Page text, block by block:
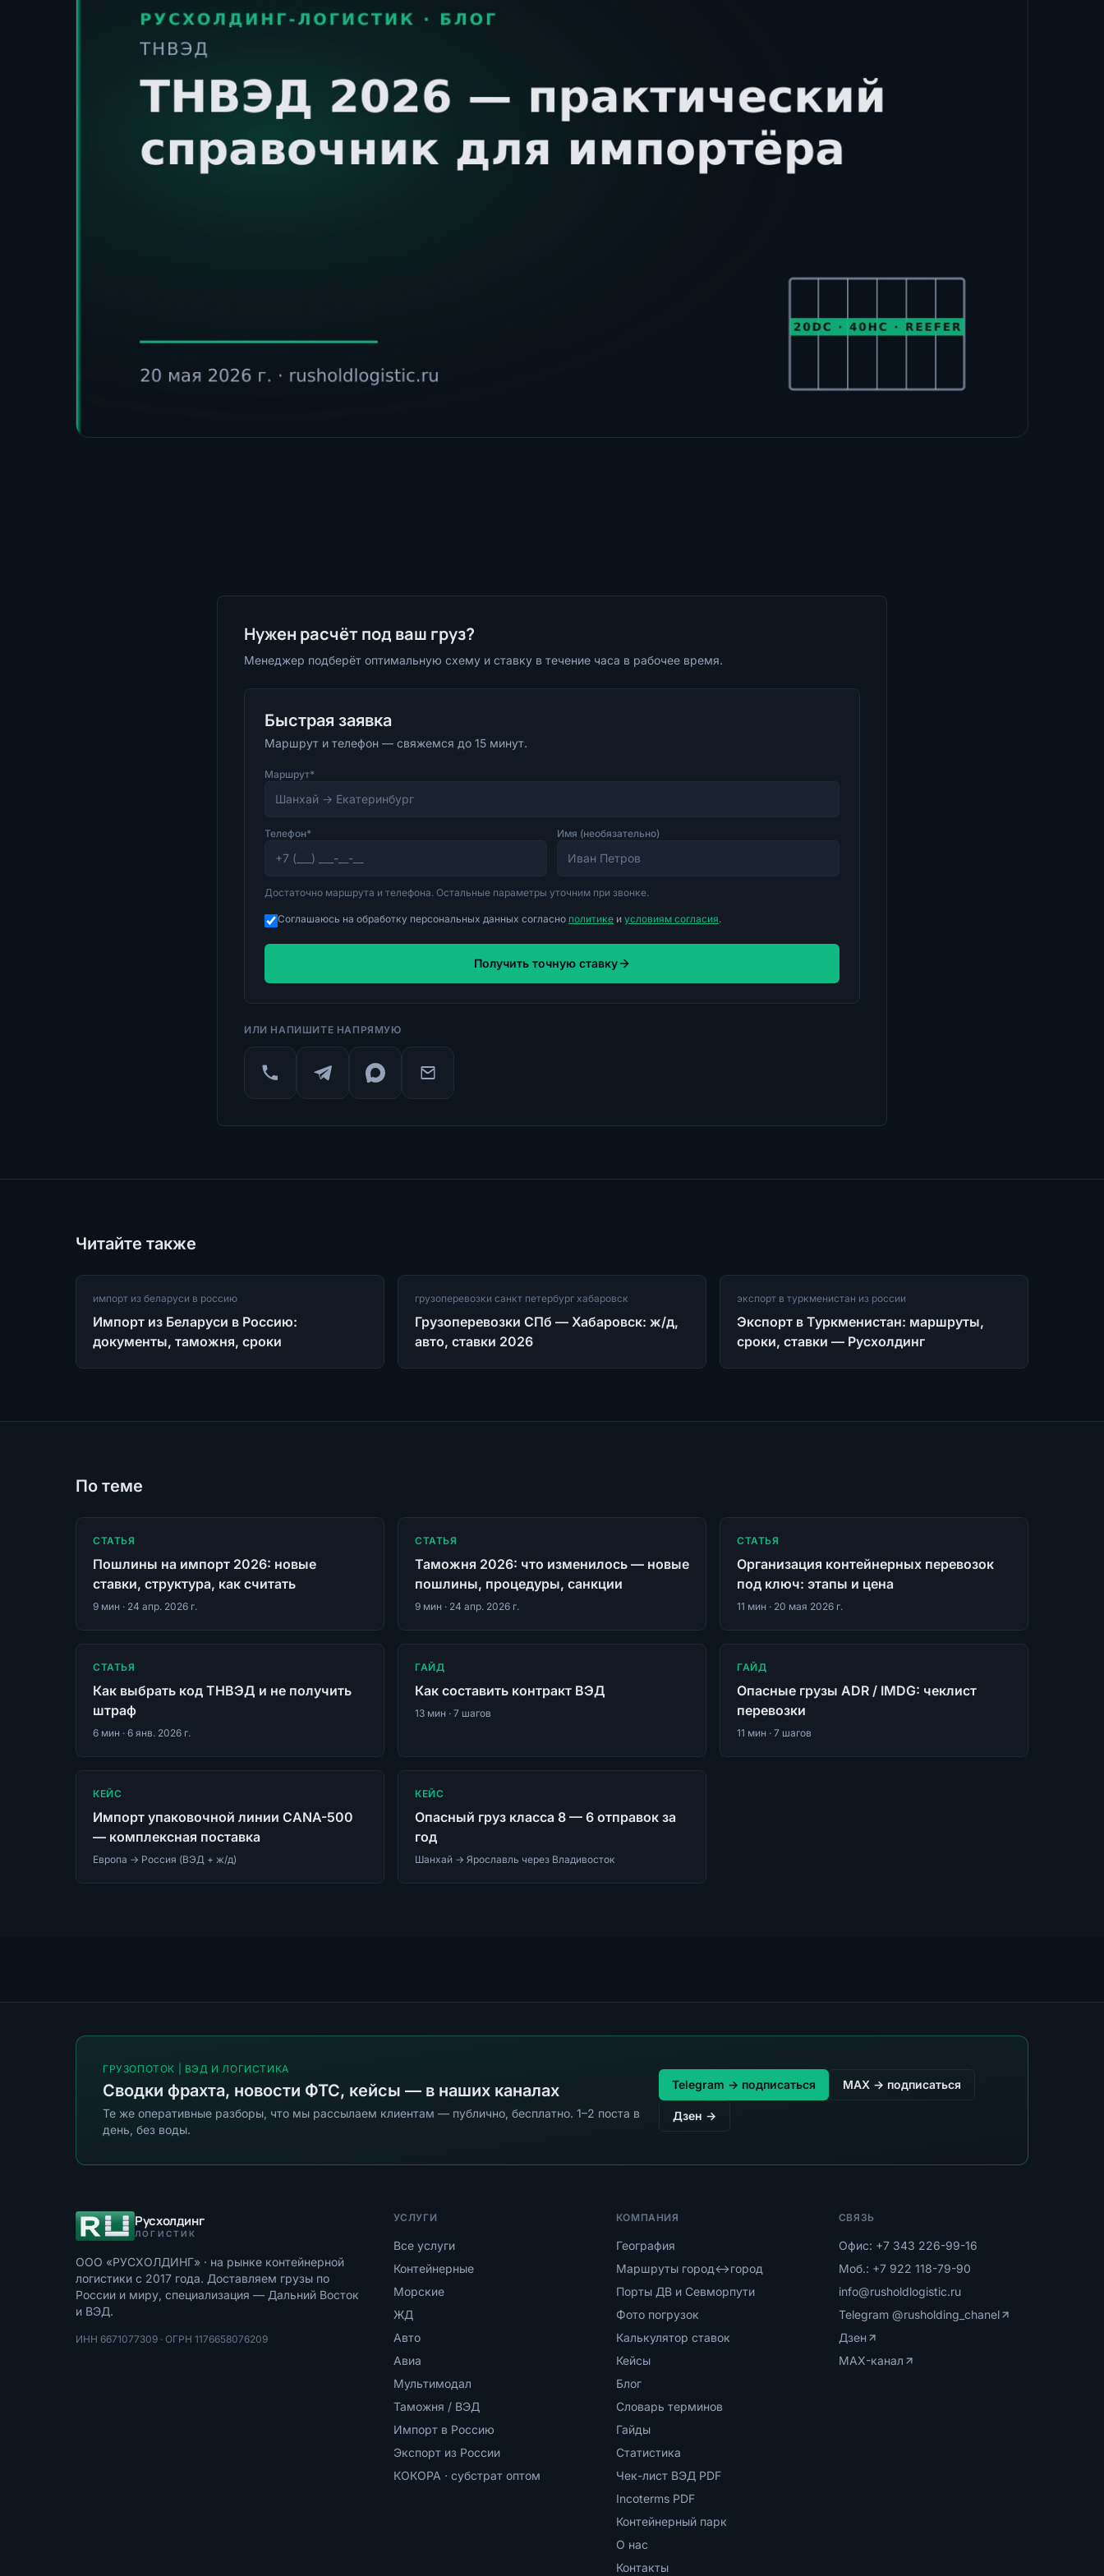
Нужен расчёт под ваш груз?
Менеджер подберёт оптимальную схему и ставку в течение часа в рабочее время.
Быстрая заявка
Маршрут и телефон — свяжемся до 15 минут.
Маршрут*
Телефон* Имя (необязательно)
Достаточно маршрута и телефона. Остальные параметры уточним при звонке.
Соглашаюсь на обработку персональных данных согласно политике и условиям согласия.
Получить точную ставку
ИЛИ НАПИШИТЕ НАПРЯМУЮ
Читайте также
импорт из беларуси в россию
Импорт из Беларуси в Россию:
документы, таможня, сроки
грузоперевозки санкт петербург хабаровск
Грузоперевозки СПб — Хабаровск: ж/д,
авто, ставки 2026
экспорт в туркменистан из россии
Экспорт в Туркменистан: маршруты,
сроки, ставки — Русхолдинг
По теме
СТАТЬЯ
Пошлины на импорт 2026: новые
ставки, структура, как считать
9 мин · 24 апр. 2026 г.
СТАТЬЯ
Таможня 2026: что изменилось — новые
пошлины, процедуры, санкции
9 мин · 24 апр. 2026 г.
СТАТЬЯ
Организация контейнерных перевозок
под ключ: этапы и цена
11 мин · 20 мая 2026 г.
СТАТЬЯ
Как выбрать код ТНВЭД и не получить
штраф
6 мин · 6 янв. 2026 г.
ГАЙД
Как составить контракт ВЭД
13 мин · 7 шагов
ГАЙД
Опасные грузы ADR / IMDG: чеклист
перевозки
11 мин · 7 шагов
КЕЙС
Импорт упаковочной линии CANA-500
— комплексная поставка
Европа → Россия (ВЭД + ж/д)
КЕЙС
Опасный груз класса 8 — 6 отправок за
год
Шанхай → Ярославль через Владивосток
ГРУЗОПОТОК | ВЭД И ЛОГИСТИКА
Сводки фрахта, новости ФТС, кейсы — в наших каналах
Те же оперативные разборы, что мы рассылаем клиентам — публично, бесплатно. 1–2 поста в
день, без воды.
Telegram → подписаться MAX → подписаться
Дзен →
Русхолдинг
ЛОГИСТИК
ООО «РУСХОЛДИНГ» · на рынке контейнерной
логистики с 2017 года. Доставляем грузы по
России и миру, специализация — Дальний Восток
и ВЭД.
ИНН 6671077309 · ОГРН 1176658076209
УСЛУГИ
Все услуги
Контейнерные
Морские
ЖД
Авто
Авиа
Мультимодал
Таможня / ВЭД
Импорт в Россию
Экспорт из России
КОКОРА · субстрат оптом
КОМПАНИЯ
География
Маршруты город↔город
Порты ДВ и Севморпути
Фото погрузок
Калькулятор ставок
Кейсы
Блог
Словарь терминов
Гайды
Статистика
Чек-лист ВЭД PDF
Incoterms PDF
Контейнерный парк
О нас
Контакты
СВЯЗЬ
Офис: +7 343 226-99-16
Моб.: +7 922 118-79-90
info@rusholdlogistic.ru
Telegram @rusholding_chanel
Дзен
MAX-канал